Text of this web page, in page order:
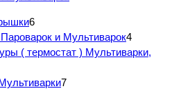
6
и Мультиварок4
( термостат ) Мультиварки,
7